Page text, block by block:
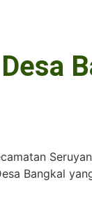
Bangkal